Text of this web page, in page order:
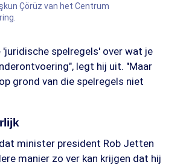
Çörüz van het Centrum
'juridische spelregels' over wat je
legt hij uit. "Maar
grond van die spelregels niet
minister president Rob Jetten
manier zo ver kan krijgen dat hij